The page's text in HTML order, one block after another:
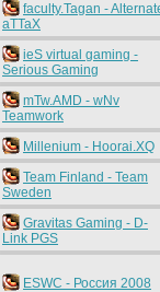
faculty.Tagan -
aTTaX
ieS virtual gaming -
Serious Gaming
mTw.AMD - wNv
Teamwork
Millenium - Hoorai.XQ
Team Finland - Team
Sweden
Gravitas Gaming - D-
Link PGS
ESWC - Россия 2008